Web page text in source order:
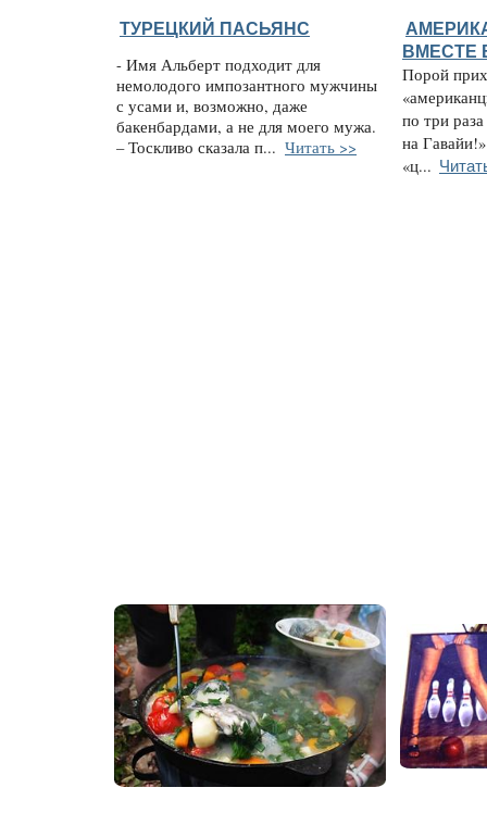
ТУРЕЦКИЙ ПАСЬЯНС
- Имя Альберт подходит для
немолодого импозантного мужчины
с усами и, возможно, даже
бакенбардами, а не для моего мужа.
– Тоскливо сказала п... Читать >>
ВМЕСТЕ
Порой
по три
на
«ц...